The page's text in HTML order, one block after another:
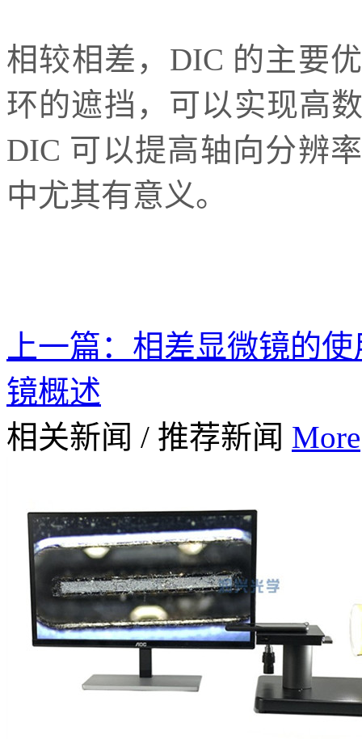
相较相差，DIC 的主要
环的遮挡，可以实现高
DIC 可以提高轴向分辨
中尤其有意义。
上一篇： 相差显微镜的使
镜概述
相关新闻 / 推荐新闻 More